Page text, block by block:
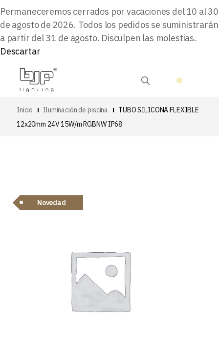
Permaneceremos cerrados por vacaciones del 10 al 30
de agosto de 2026. Todos los pedidos se suministrarán
a partir del 31 de agosto. Disculpen las molestias.
Descartar
Inicio Iluminación de piscina
TUBO SILICONA FLEXIBLE
12x20mm 24V 15W/m RGBNW IP68
Novedad